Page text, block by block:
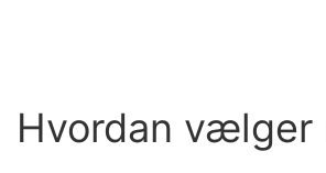
Hvordan vælger